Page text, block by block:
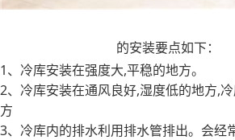
的安装要点如下：
1、冷库安装在强度大,平稳的地方。
2、冷库安装在通风良好,湿度低的地方,
方
3、冷库内的排水利用排水管排出。会经